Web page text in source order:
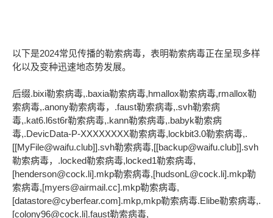
以下是2024常见传播的勒索病毒，表明勒索病毒正在呈现多样
化以及变种迅速地态势发展。
后缀.bixi勒索病毒,.baxia勒索病毒,hmallox勒索病毒,rmallox勒
索病毒,.anony勒索病毒，.faust勒索病毒,.svh勒索病
毒,.kat6.l6st6r勒索病毒,.kann勒索病毒,.babyk勒索病
毒,.DevicData-P-XXXXXXXX勒索病毒,lockbit3.0勒索病毒,.
[[MyFile@waifu.club]].svh勒索病毒,[[backup@waifu.club]].svh
勒索病毒，.locked勒索病毒,locked1勒索病毒,
[henderson@cock.li].mkp勒索病毒,[hudsonL@cock.li].mkp勒
索病毒,[myers@airmail.cc].mkp勒索病毒,
[datastore@cyberfear.com].mkp,mkp勒索病毒.Elibe勒索病毒,.
[colony96@cock.li].faust勒索病毒,